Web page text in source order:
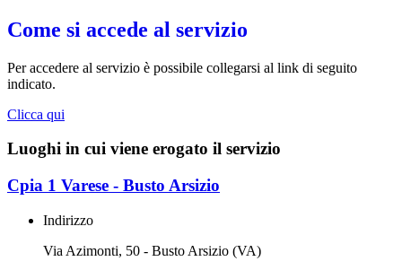
Come si accede al servizio
Per accedere al servizio è possibile collegarsi al link di seguito
indicato.
Clicca qui
Luoghi in cui viene erogato il servizio
Cpia 1 Varese - Busto Arsizio
Indirizzo
Via Azimonti, 50 - Busto Arsizio (VA)